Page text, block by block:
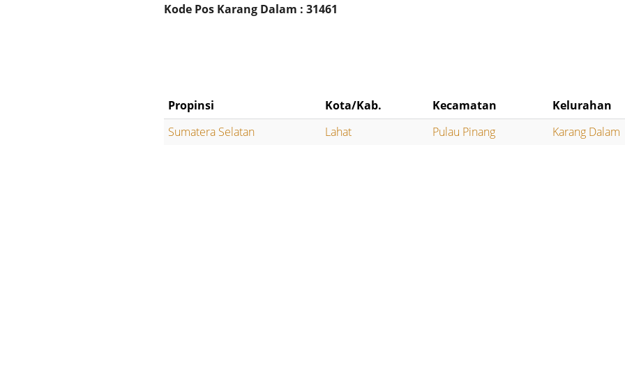
Kode Pos Karang Dalam : 31461
Propinsi Kota/Kab. Kecamatan
Kelurahan
Sumatera Selatan
Lahat Pulau Pinang Karang Dalam